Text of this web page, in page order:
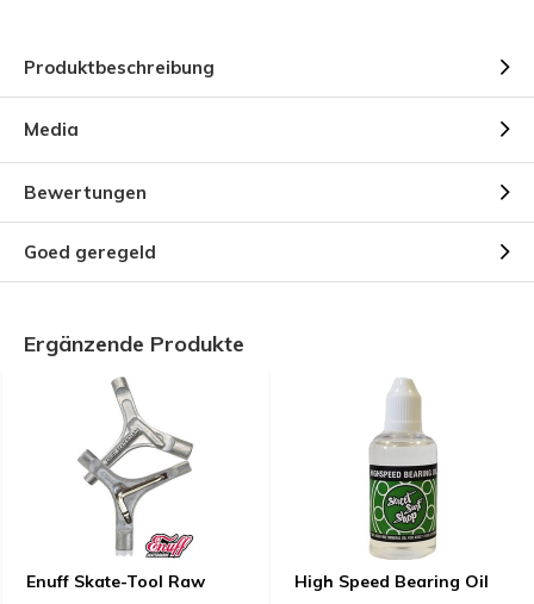
Produktbeschreibung
Media
Bewertungen
Goed geregeld
Ergänzende Produkte
Enuff Skate-Tool Raw High Speed Bearing Oil